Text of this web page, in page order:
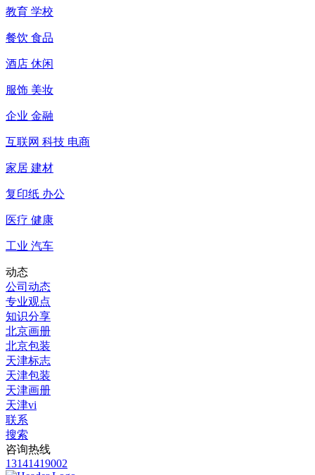
教育 学校
餐饮 食品
酒店 休闲
服饰 美妆
企业 金融
互联网 科技 电商
家居 建材
复印纸 办公
医疗 健康
工业 汽车
动态
公司动态
专业观点
知识分享
北京画册
北京包装
天津标志
天津包装
天津画册
天津vi
联系
搜索
咨询热线
13141419002